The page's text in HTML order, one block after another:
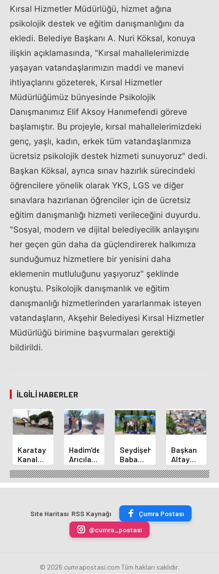
Kırsal Hizmetler Müdürlüğü, hizmet ağına
psikolojik destek ve eğitim danışmanlığını da
ekledi. Belediye Başkanı A. Nuri Köksal, konuya
ilişkin açıklamasında, "Kırsal mahallelerimizde
yaşayan vatandaşlarımızın maddi ve manevi
ihtiyaçlarını gözeterek, Kırsal Hizmetler
Müdürlüğümüz bünyesinde Psikolojik
Danışmanımız Elif Aksoy Hanımefendi göreve
başlamıştır. Bu projeyle, kırsal mahallelerimizdeki
genç, yaşlı, kadın, erkek tüm vatandaşlarımıza
ücretsiz psikolojik destek hizmeti sunuyoruz" dedi.
Başkan Köksal, ayrıca sınav hazırlık sürecindeki
öğrencilere yönelik olarak YKS, LGS ve diğer
sınavlara hazırlanan öğrenciler için de ücretsiz
eğitim danışmanlığı hizmeti verileceğini duyurdu.
"Sosyal, modern ve dijital belediyecilik anlayışını
her geçen gün daha da güçlendirerek halkımıza
sunduğumuz hizmetlere bir yenisini daha
eklemenin mutluluğunu yaşıyoruz" şeklinde
konuştu. Psikolojik danışmanlık ve eğitim
danışmanlığı hizmetlerinden yararlanmak isteyen
vatandaşların, Akşehir Belediyesi Kırsal Hizmetler
Müdürlüğü birimine başvurmaları gerektiği
bildirildi.
İLGILI HABERLER
Karatay
Kanal
Caddesi
Yol
Yenileme
Hadim'de
Arıcılara
Orman
Yangınları
Eğitimi
Seydişehir
Baba
Çocuk
Kampı
Sona
Başkan
Altay
Bozkır'da
Buluştu
Site Haritası RSS Kaynağı
Çumra Postası
@cumra_postasi
© 2026 cumrapostasi.com Tüm hakları saklıdır.